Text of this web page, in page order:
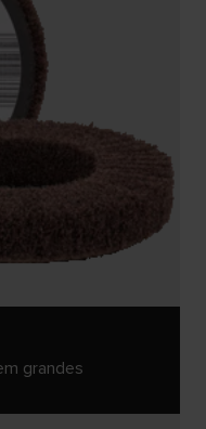
grandes